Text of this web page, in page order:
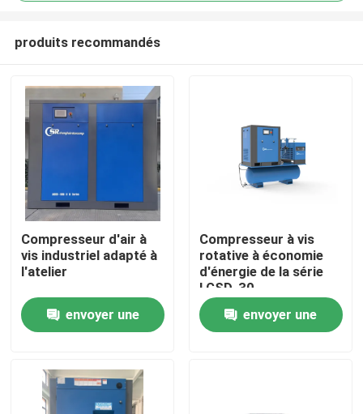
Maison
Produits
produits recommandés
Compresseur d'air à
vis industriel adapté à
l'atelier
envoyer une
Compresseur à vis
rotative à économie
d'énergie de la série
LGSD-30
envoyer une